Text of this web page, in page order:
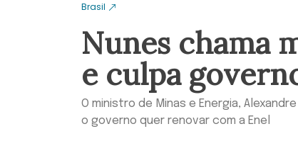
Brasil
Nunes chama
e culpa
O ministro de Minas e Energia,
o governo quer renovar com a Enel